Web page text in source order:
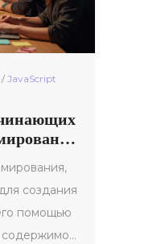
/JavaScript
создания
помощью